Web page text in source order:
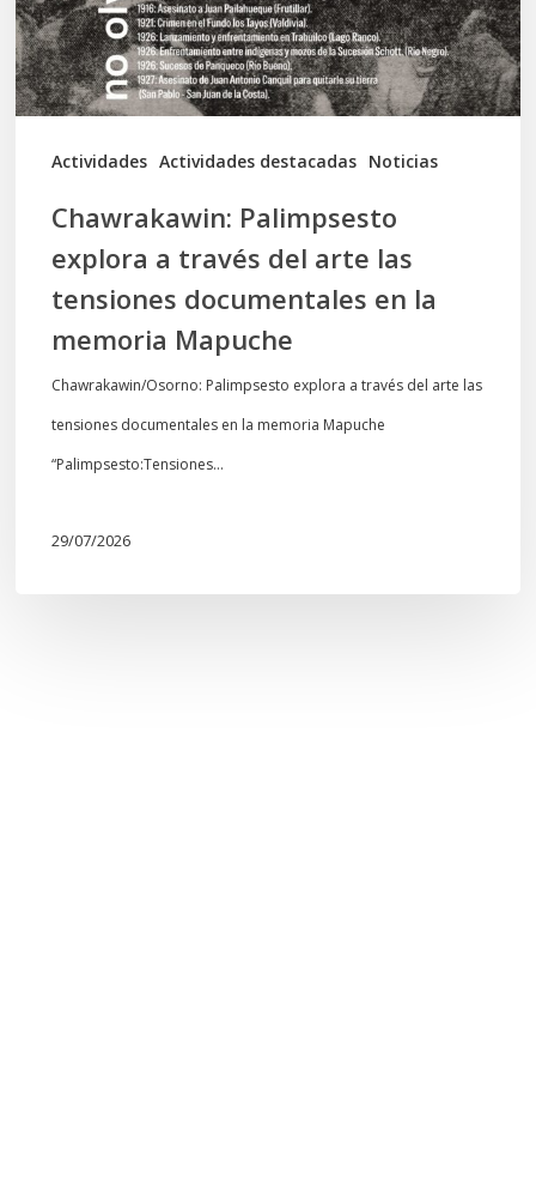
Actividades Actividades destacadas Noticias
arte
las
tensiones
documentales
memoria
Mapuche
Chawrakawin: Palimpsesto
explora a través del arte las
tensiones documentales en la
memoria Mapuche
Chawrakawin/Osorno: Palimpsesto explora a través del arte las
tensiones documentales en la memoria Mapuche
“Palimpsesto:Tensiones…
29/07/2026